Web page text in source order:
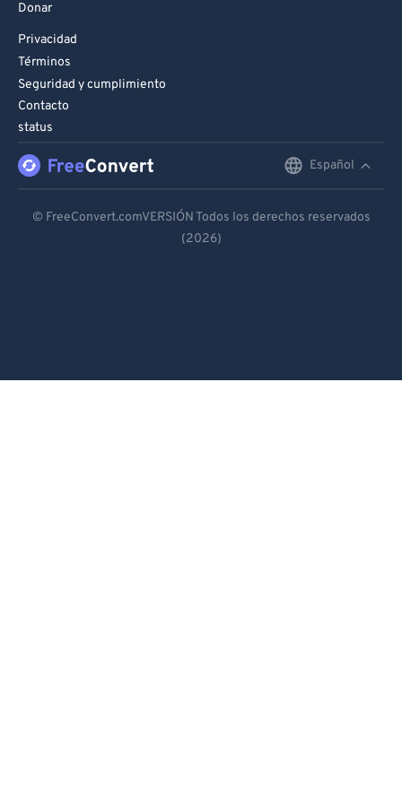
Donar
Privacidad
Términos
Seguridad y cumplimiento
Contacto
status
Español
Español
© FreeConvert.comVERSIÓN Todos los derechos reservados
(2026)